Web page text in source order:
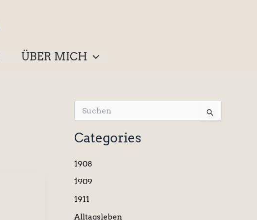
ÜBER MICH
u
c
h
n
a
h
Categories
1908
1909
1911
Alltagsleben